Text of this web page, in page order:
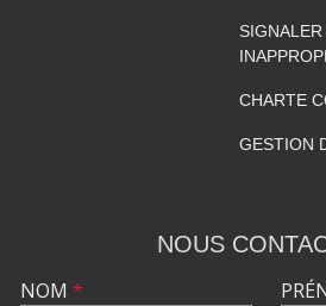
CHARTE
GESTION
NOUS
NOM *